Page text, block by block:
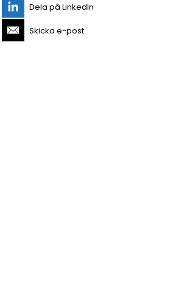
Dela på LinkedIn
Skicka e-post